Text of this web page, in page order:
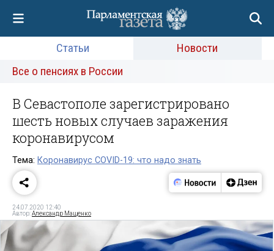
Статьи
Новости
Все о пенсиях в России
В Севастополе зарегистрировано
шесть новых случаев заражения
коронавирусом
Тема: Коронавирус COVID-19: что надо знать
24.07.2020 12:40
Автор:Александр Мащенко